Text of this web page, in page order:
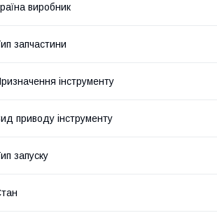
виробник
запчастини
інструменту
приводу інструменту
запуску